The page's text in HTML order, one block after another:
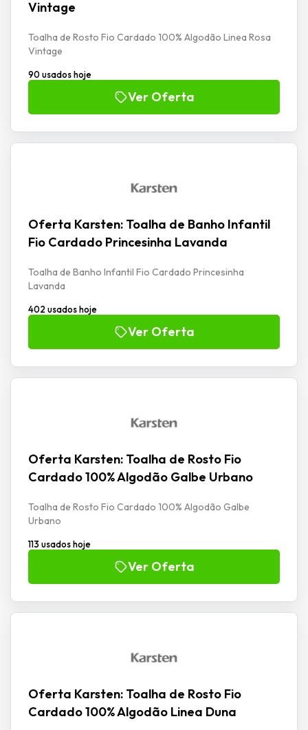
Vintage
Toalha de Rosto Fio Cardado 100% Algodão Linea Rosa
Vintage
90 usados hoje
Ver Oferta
Oferta Karsten: Toalha de Banho Infantil
Fio Cardado Princesinha Lavanda
Toalha de Banho Infantil Fio Cardado Princesinha
Lavanda
402 usados hoje
Ver Oferta
Oferta Karsten: Toalha de Rosto Fio
Cardado 100% Algodão Galbe Urbano
Toalha de Rosto Fio Cardado 100% Algodão Galbe
Urbano
113 usados hoje
Ver Oferta
Oferta Karsten: Toalha de Rosto Fio
Cardado 100% Algodão Linea Duna